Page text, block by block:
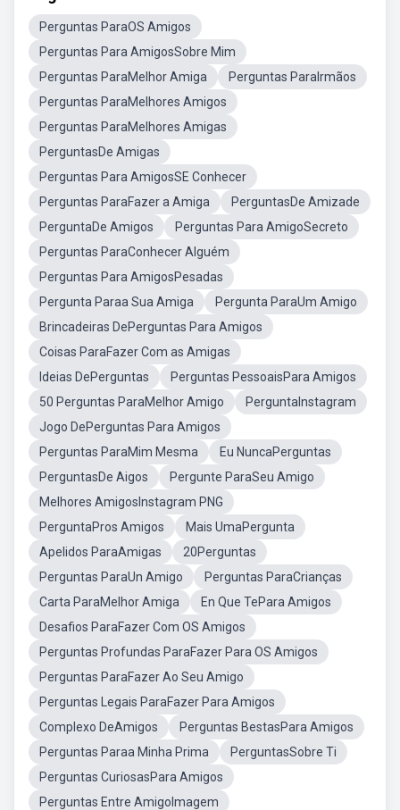
Perguntas ParaOS Amigos
Perguntas Para AmigosSobre Mim
Perguntas ParaMelhor Amiga
Perguntas ParaIrmãos
Perguntas ParaMelhores Amigos
Perguntas ParaMelhores Amigas
PerguntasDe Amigas
Perguntas Para AmigosSE Conhecer
Perguntas ParaFazer a Amiga
PerguntasDe Amizade
PerguntaDe Amigos
Perguntas Para AmigoSecreto
Perguntas ParaConhecer Alguém
Perguntas Para AmigosPesadas
Pergunta Paraa Sua Amiga
Pergunta ParaUm Amigo
Brincadeiras DePerguntas Para Amigos
Coisas ParaFazer Com as Amigas
Ideias DePerguntas
Perguntas PessoaisPara Amigos
50 Perguntas ParaMelhor Amigo
PerguntaInstagram
Jogo DePerguntas Para Amigos
Perguntas ParaMim Mesma
Eu NuncaPerguntas
PerguntasDe Aigos
Pergunte ParaSeu Amigo
Melhores AmigosInstagram PNG
PerguntaPros Amigos
Mais UmaPergunta
Apelidos ParaAmigas
20Perguntas
Perguntas ParaUn Amigo
Perguntas ParaCrianças
Carta ParaMelhor Amiga
En Que TePara Amigos
Desafios ParaFazer Com OS Amigos
Perguntas Profundas ParaFazer Para OS Amigos
Perguntas ParaFazer Ao Seu Amigo
Perguntas Legais ParaFazer Para Amigos
Complexo DeAmigos
Perguntas BestasPara Amigos
Perguntas Paraa Minha Prima
PerguntasSobre Ti
Perguntas CuriosasPara Amigos
Perguntas Entre AmigoImagem